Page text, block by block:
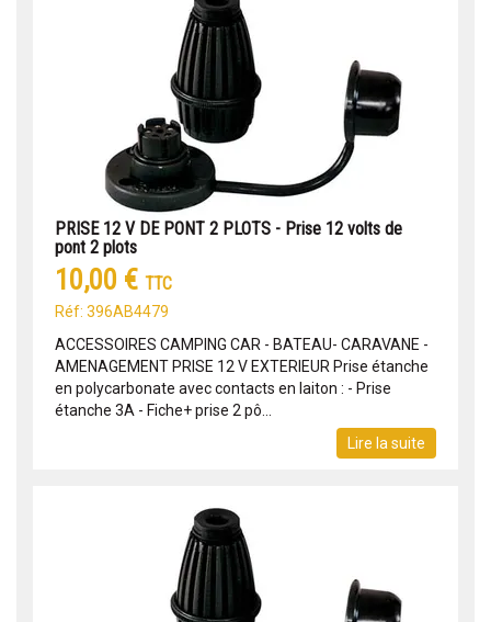
PRISE 12 V DE PONT 2 PLOTS - Prise 12 volts de
pont 2 plots
10,00 € TTC
Réf: 396AB4479
ACCESSOIRES CAMPING CAR - BATEAU- CARAVANE -
AMENAGEMENT PRISE 12 V EXTERIEUR Prise étanche
en polycarbonate avec contacts en laiton : - Prise
étanche 3A - Fiche+ prise 2 pô...
Lire la suite